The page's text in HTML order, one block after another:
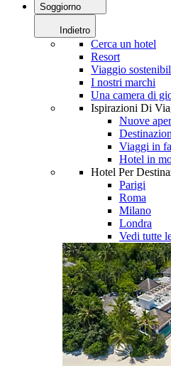
Soggiorno
Indietro
Cerca un hotel
Resort
Viaggio
I nostri marchi
Una camera di
Ispirazioni Di
Nuove
Viaggi in
Hotel in
Hotel Per
Parigi
Roma
Milano
Londra
Vedi tutte